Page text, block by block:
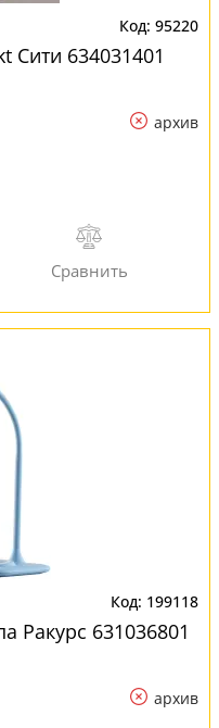
95220
Сити 634031401
архив
199118
Ракурс 631036801
архив